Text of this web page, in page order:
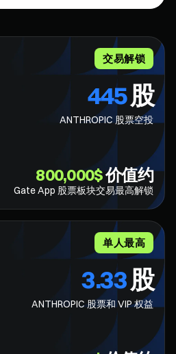
交易解锁
445股
ANTHROPIC 股票空投
价值约
$⁦800,000⁩
Gate App 股票板块交易最高解锁
单人最高
3.33股
ANTHROPIC 股票和 VIP 权益